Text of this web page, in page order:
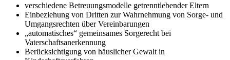
verschiedene Betreuungsmodelle getrenntlebender Eltern
Einbeziehung von Dritten zur Wahrnehmung von Sorge- und
Umgangsrechten über Vereinbarungen
„automatisches“ gemeinsames Sorgerecht bei
Vaterschaftsanerkennung
Berücksichtigung von häuslicher Gewalt in